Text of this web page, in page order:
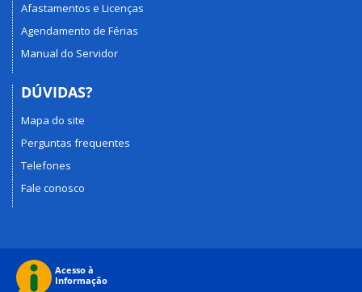
Afastamentos e Licenças
Agendamento de Férias
Manual do Servidor
DÚVIDAS?
Mapa do site
Perguntas frequentes
Telefones
Fale conosco